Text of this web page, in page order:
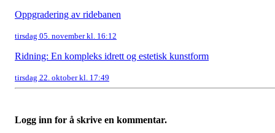
Oppgradering av ridebanen
tirsdag 05. november kl. 16:12
Ridning: En kompleks idrett og estetisk kunstform
tirsdag 22. oktober kl. 17:49
Logg inn for å skrive en kommentar.